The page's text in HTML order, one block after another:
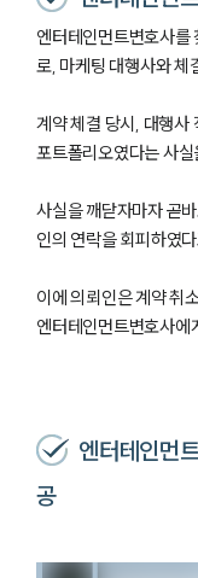
엔터테인먼트변호사를
로, 마케팅 대행사와 체
계약 체결 당시, 대행사
포트폴리오였다는 사
사실을 깨닫자마자 곧
인의 연락을 회피하였
이에 의뢰인은 계약 취
엔터테인먼트변호사에
엔터테인먼
공